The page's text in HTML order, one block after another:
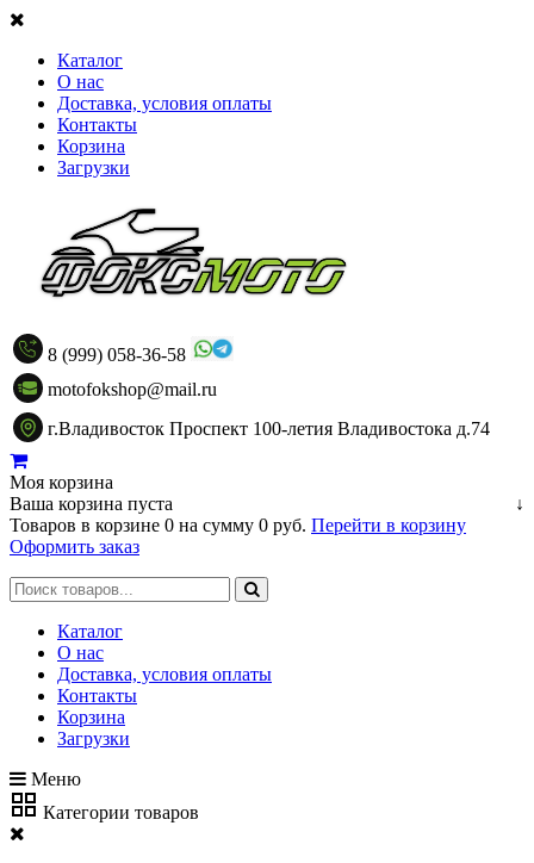
Каталог
О нас
Доставка, условия оплаты
Контакты
Корзина
Загрузки
8 (999) 058-36-58
motofokshop@mail.ru
г.Владивосток Проспект 100-летия Владивостока д.74
Моя корзина
↓
Ваша корзина пуста
Товаров в корзине 0 на сумму 0 руб. Перейти в корзину
Оформить заказ
Каталог
О нас
Доставка, условия оплаты
Контакты
Корзина
Загрузки
Меню
Категории товаров